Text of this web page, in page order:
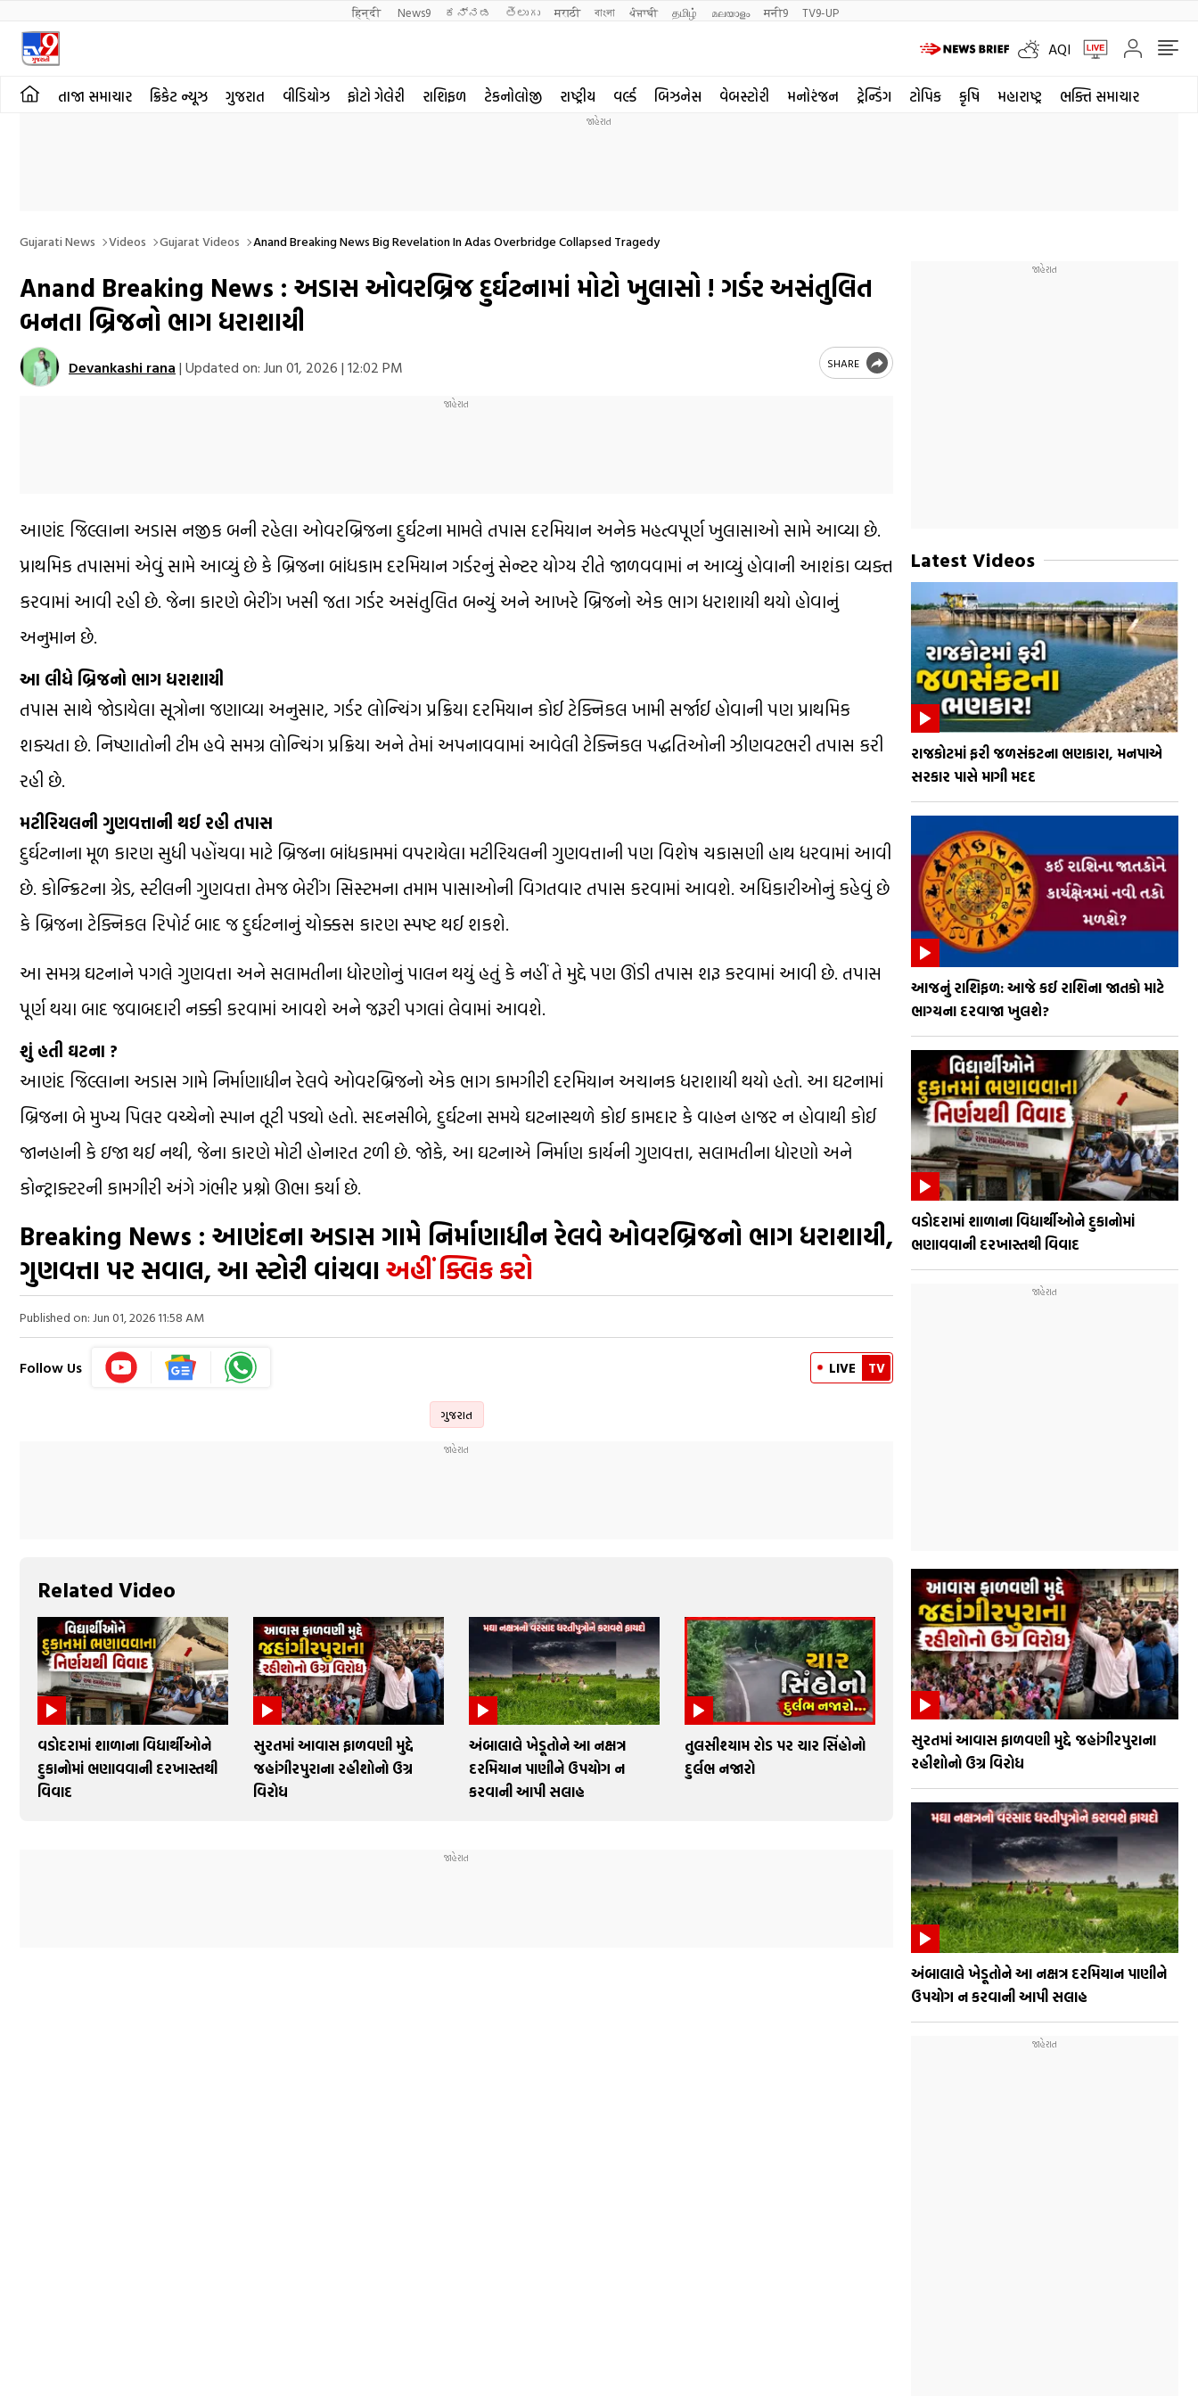
हिन्दी News9 ಕನ್ನಡ తెలుగు मराठी বাংলা ਪੰਜਾਬੀ தமிழ் മലയാളം मनी9 TV9-UP
AQI
તાજા સમાચાર ક્રિકેટ ન્યૂઝ ગુજરાત વીડિયોઝ ફોટો ગેલેરી રાશિફળ ટેકનોલોજી રાષ્ટ્રીય વર્લ્ડ બિઝનેસ વેબસ્ટોરી મનોરંજન ટ્રેન્ડિંગ ટોપિક કૃષિ મહારાષ્ટ્ર ભક્તિ સમાચાર
Gujarati News Videos Gujarat Videos Anand Breaking News Big Revelation In Adas Overbridge Collapsed Tragedy
Anand Breaking News : અડાસ ઓવરબ્રિજ દુર્ઘટનામાં મોટો ખુલાસો ! ગર્ડર અસંતુલિત
બનતા બ્રિજનો ભાગ ધરાશાયી
Devankashi rana | Updated on: Jun 01, 2026 | 12:02 PM SHARE
આણંદ જિલ્લાના અડાસ નજીક બની રહેલા ઓવરબ્રિજના દુર્ઘટના મામલે તપાસ દરમિયાન અનેક મહત્વપૂર્ણ ખુલાસાઓ સામે આવ્યા છે.
પ્રાથમિક તપાસમાં એવું સામે આવ્યું છે કે બ્રિજના બાંધકામ દરમિયાન ગર્ડરનું સેન્ટર યોગ્ય રીતે જાળવવામાં ન આવ્યું હોવાની આશંકા વ્યક્ત
કરવામાં આવી રહી છે. જેના કારણે બેરીંગ ખસી જતા ગર્ડર અસંતુલિત બન્યું અને આખરે બ્રિજનો એક ભાગ ધરાશાયી થયો હોવાનું
અનુમાન છે.
આ લીધે બ્રિજનો ભાગ ધરાશાયી
તપાસ સાથે જોડાયેલા સૂત્રોના જણાવ્યા અનુસાર, ગર્ડર લોન્ચિંગ પ્રક્રિયા દરમિયાન કોઈ ટેક્નિકલ ખામી સર્જાઈ હોવાની પણ પ્રાથમિક
શક્યતા છે. નિષ્ણાતોની ટીમ હવે સમગ્ર લોન્ચિંગ પ્રક્રિયા અને તેમાં અપનાવવામાં આવેલી ટેક્નિકલ પદ્ધતિઓની ઝીણવટભરી તપાસ કરી
રહી છે.
મટીરિયલની ગુણવત્તાની થઈ રહી તપાસ
દુર્ઘટનાના મૂળ કારણ સુધી પહોંચવા માટે બ્રિજના બાંધકામમાં વપરાયેલા મટીરિયલની ગુણવત્તાની પણ વિશેષ ચકાસણી હાથ ધરવામાં આવી
છે. કોન્ક્રિટના ગ્રેડ, સ્ટીલની ગુણવત્તા તેમજ બેરીંગ સિસ્ટમના તમામ પાસાઓની વિગતવાર તપાસ કરવામાં આવશે. અધિકારીઓનું કહેવું છે
કે બ્રિજના ટેક્નિકલ રિપોર્ટ બાદ જ દુર્ઘટનાનું ચોક્કસ કારણ સ્પષ્ટ થઈ શકશે.
આ સમગ્ર ઘટનાને પગલે ગુણવત્તા અને સલામતીના ધોરણોનું પાલન થયું હતું કે નહીં તે મુદ્દે પણ ઊંડી તપાસ શરૂ કરવામાં આવી છે. તપાસ
પૂર્ણ થયા બાદ જવાબદારી નક્કી કરવામાં આવશે અને જરૂરી પગલાં લેવામાં આવશે.
શું હતી ઘટના ?
આણંદ જિલ્લાના અડાસ ગામે નિર્માણાધીન રેલવે ઓવરબ્રિજનો એક ભાગ કામગીરી દરમિયાન અચાનક ધરાશાયી થયો હતો. આ ઘટનામાં
બ્રિજના બે મુખ્ય પિલર વચ્ચેનો સ્પાન તૂટી પડ્યો હતો. સદનસીબે, દુર્ઘટના સમયે ઘટનાસ્થળે કોઈ કામદાર કે વાહન હાજર ન હોવાથી કોઈ
જાનહાની કે ઇજા થઈ નથી, જેના કારણે મોટી હોનારત ટળી છે. જોકે, આ ઘટનાએ નિર્માણ કાર્યની ગુણવત્તા, સલામતીના ધોરણો અને
કોન્ટ્રાક્ટરની કામગીરી અંગે ગંભીર પ્રશ્નો ઊભા કર્યા છે.
Breaking News : આણંદના અડાસ ગામે નિર્માણાધીન રેલવે ઓવરબ્રિજનો ભાગ ધરાશાયી,
ગુણવત્તા પર સવાલ, આ સ્ટોરી વાંચવાઅહીં ક્લિક કરો
Published on: Jun 01, 2026 11:58 AM
Follow Us LIVE TV
ગુજરાત
Related Video
વડોદરામાં શાળાના વિદ્યાર્થીઓને
દુકાનોમાં ભણાવવાની દરખાસ્તથી
વિવાદ
સુરતમાં આવાસ ફાળવણી મુદ્દે
જહાંગીરપુરાના રહીશોનો ઉગ્ર
વિરોધ
અંબાલાલે ખેડૂતોને આ નક્ષત્ર
દરમિયાન પાણીને ઉપયોગ ન
કરવાની આપી સલાહ
તુલસીશ્યામ રોડ પર ચાર સિંહોનો
દુર્લભ નજારો
Latest Videos
રાજકોટમાં ફરી જળસંકટના ભણકારા, મનપાએ
સરકાર પાસે માગી મદદ
આજનું રાશિફળ: આજે કઈ રાશિના જાતકો માટે
ભાગ્યના દરવાજા ખુલશે?
વડોદરામાં શાળાના વિદ્યાર્થીઓને દુકાનોમાં
ભણાવવાની દરખાસ્તથી વિવાદ
સુરતમાં આવાસ ફાળવણી મુદ્દે જહાંગીરપુરાના
રહીશોનો ઉગ્ર વિરોધ
અંબાલાલે ખેડૂતોને આ નક્ષત્ર દરમિયાન પાણીને
ઉપયોગ ન કરવાની આપી સલાહ